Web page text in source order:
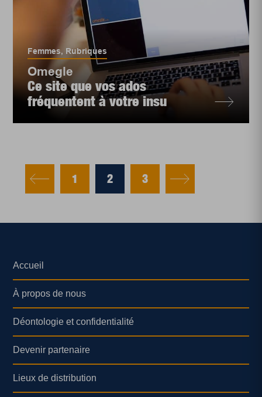
Femmes, Rubriques
Omegle
Ce site que vos ados
fréquentent à votre insu
1 2 3
Accueil
À propos de nous
Déontologie et confidentialité
Devenir partenaire
Lieux de distribution